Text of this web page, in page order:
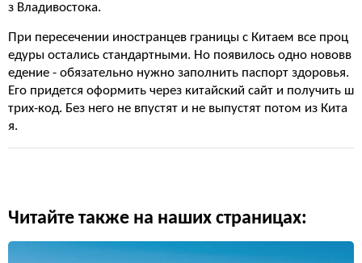
з Владивостока.
При пересечении иностранцев границы с Китаем все проц
едуры остались стандартными. Но появилось одно нововв
едение - обязательно нужно заполнить паспорт здоровья.
Его придется оформить через китайский сайт и получить ш
трих-код. Без него не впустят и не выпустят потом из Кита
я.
Читайте также на наших страницах: